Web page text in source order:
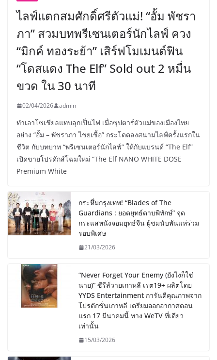
ไลฟ์แตกสมศักดิ์ศรีตัวแม่! “อั้ม พัชรา
ภา” สวมบทพรีเซนเตอร์นักไลฟ์ ควง
“มิกค์ ทองระย้า” เสิร์ฟโมเมนต์ฟิน
“โดสแดง The Elf” Sold out 2 หมื่น
ขวด ใน 30 นาที
02/04/2026 admin
ทำเอาโซเชียลแทบลุกเป็นไฟ เมื่อซุปตาร์ตัวแม่ของเมืองไทย
อย่าง “อั้ม – พัชราภา ไชยเชื้อ” กระโดดลงสนามไลฟ์ครั้งแรกใน
ชีวิต กับบทบาท “พรีเซนเตอร์นักไลฟ์” ให้กับแบรนด์ “The Elf”
เปิดขายโปรดักส์โฉมใหม่ “The Elf NANO WHITE DOSE
Premium White
กระหึ่มกรุงเทพ! “Blades of The
Guardians : ยอดยุทธ์ดาบพิทักษ์” จุด
กระแสหนังจอมยุทธ์จีน ผู้ชมนับพันแห่ร่วม
รอบพิเศษ
21/03/2026
“Never Forget Your Enemy (ยังไงก็ใช่
นาย)” ซีรีส์วายเกาหลี เรต19+ ผลิตโดย
YYDS Entertainment การันตีคุณภาพจาก
โปรดักชั่นเกาหลี เตรียมออกอากาศตอน
แรก 17 มีนาคมนี้ ทาง WeTV ที่เดียว
เท่านั้น
15/03/2026